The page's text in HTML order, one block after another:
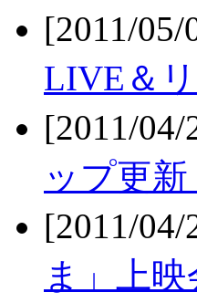
[2011/
LIVE＆
[2011/
ップ更新
[2011/
ま」上